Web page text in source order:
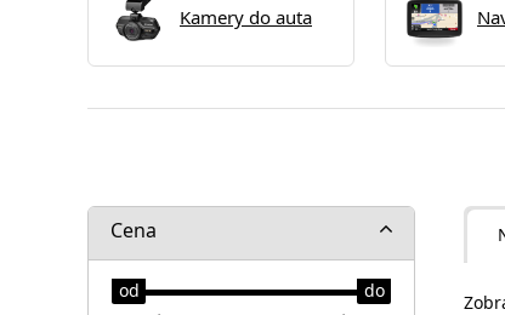
Kamery do auta
Cena